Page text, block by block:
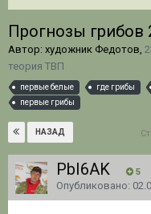
Прогнозы грибов
Автор: художник Федотов,
теория ТВП
первые белые где грибы
первые грибы
НАЗАД
РbI6AK 5
Опубликовано: